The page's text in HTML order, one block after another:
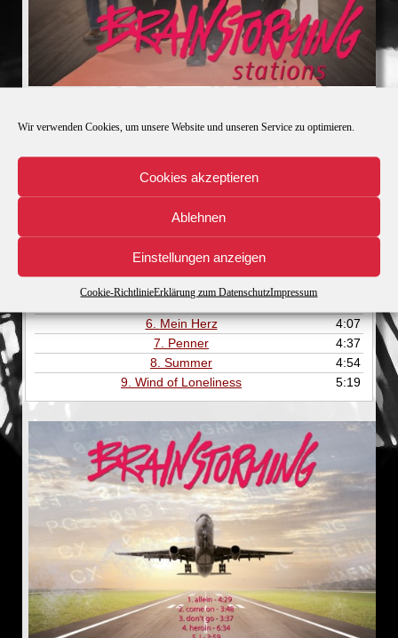
Wir verwenden Cookies, um unsere Website und unseren Service zu optimieren.
Cookies akzeptieren
Ablehnen
Einstellungen anzeigen
Cookie-RichtlinieErklärung zum DatenschutzImpressum
„Allein“
BRAINSTORMING
Audio-
Player
Allein
3.Don't Go
4.Heroin
6.Mein Herz
4:07
7. Penner
4:37
8. Summer
4:54
9. Wind of Loneliness 5:19